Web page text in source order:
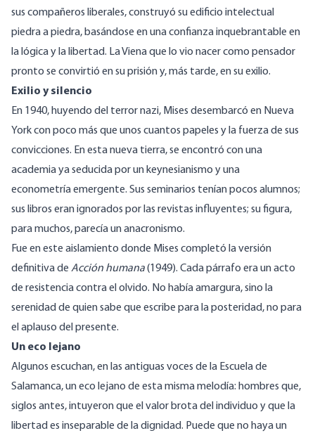
sus compañeros liberales, construyó su edificio intelectual
piedra a piedra, basándose en una confianza inquebrantable en
la lógica y la libertad. La Viena que lo vio nacer como pensador
pronto se convirtió en su prisión y, más tarde, en su exilio.
Exilio y silencio
En 1940, huyendo del terror nazi, Mises desembarcó en Nueva
York con poco más que unos cuantos papeles y la fuerza de sus
convicciones. En esta nueva tierra, se encontró con una
academia ya seducida por un keynesianismo y una
econometría emergente. Sus seminarios tenían pocos alumnos;
sus libros eran ignorados por las revistas influyentes; su figura,
para muchos, parecía un anacronismo.
Fue en este aislamiento donde Mises completó la versión
definitiva de Acción humana(1949). Cada párrafo era un acto
de resistencia contra el olvido. No había amargura, sino la
serenidad de quien sabe que escribe para la posteridad, no para
el aplauso del presente.
Un eco lejano
Algunos escuchan, en las antiguas voces de la Escuela de
Salamanca, un eco lejano de esta misma melodía: hombres que,
siglos antes, intuyeron que el valor brota del individuo y que la
libertad es inseparable de la dignidad. Puede que no haya un